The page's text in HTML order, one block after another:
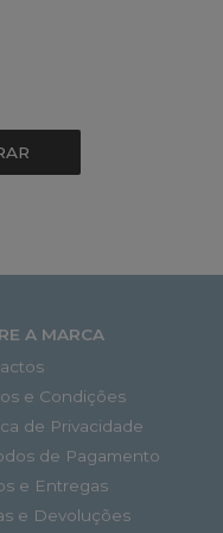
A MARCA
e Condições
de Privacidade
de Pagamento
e Entregas
e Devoluções